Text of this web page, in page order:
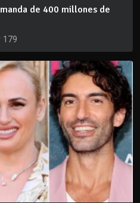
de 400 millones de
179